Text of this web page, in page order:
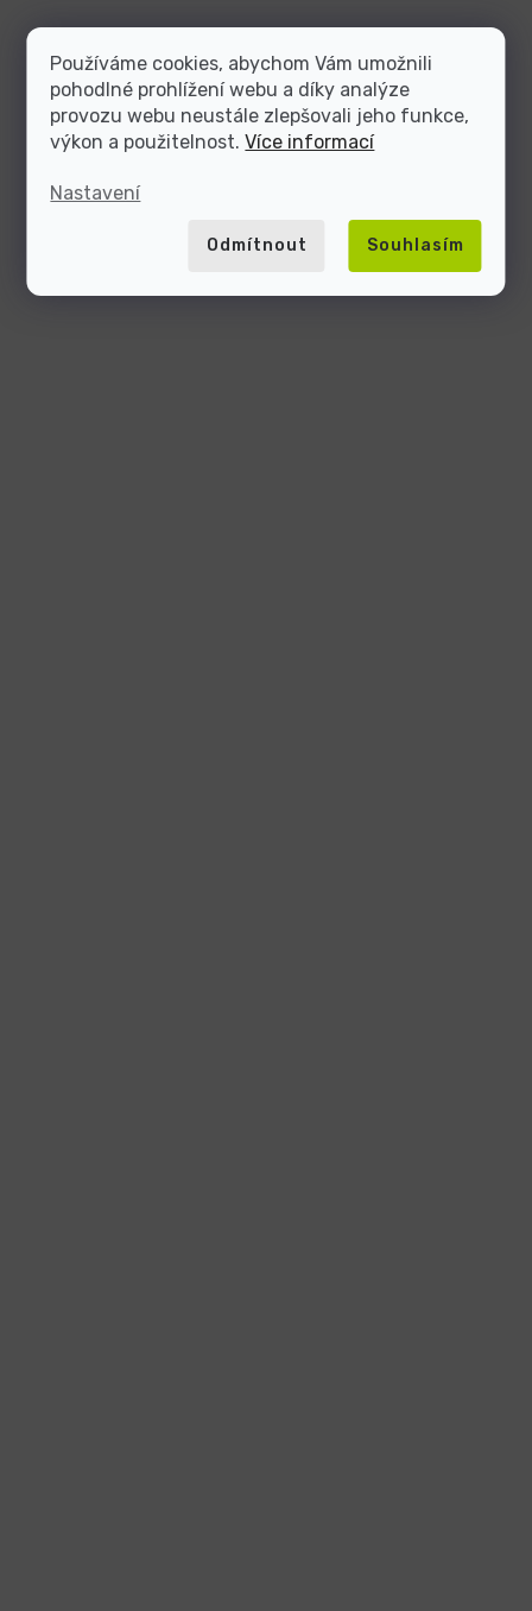
Používáme cookies, abychom Vám umožnili
pohodlné prohlížení webu a díky analýze
provozu webu neustále zlepšovali jeho funkce,
výkon a použitelnost.Více informací
Nastavení
Odmítnout Souhlasím